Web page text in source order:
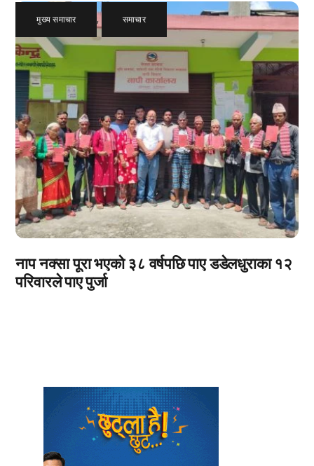
मुख्य समाचार , समाचार
नाप नक्सा पूरा भएको ३८ वर्षपछि पाए डडेलधुराका १२
परिवारले पाए पुर्जा